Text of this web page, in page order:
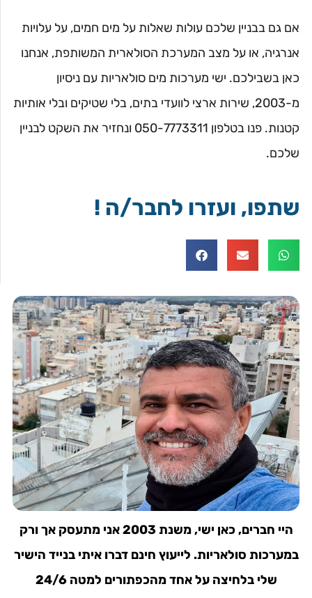
אם גם בבניין שלכם עולות שאלות על מים חמים, על עלויות
אנרגיה, או על מצב המערכת הסולארית המשותפת, אנחנו
כאן בשבילכם. ישי מערכות מים סולאריות עם ניסיון
מ-2003, שירות ארצי לוועדי בתים, בלי שטיקים ובלי אותיות
קטנות. פנו בטלפון 050-7773311 ונחזיר את השקט לבניין
שלכם.
שתפו, ועזרו לחבר/ה !
היי חברים, כאן ישי, משנת 2003 אני מתעסק אך ורק
במערכות סולאריות. לייעוץ חינם דברו איתי בנייד הישיר
שלי בלחיצה על אחד מהכפתורים למטה 24/6